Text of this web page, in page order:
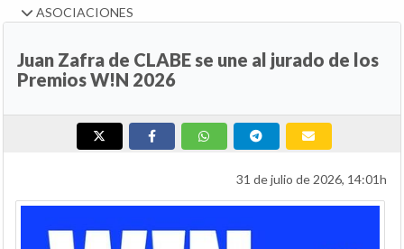
ASOCIACIONES
Juan Zafra de CLABE se une al jurado de los
Premios W!N 2026
31 de julio de 2026, 14:01h